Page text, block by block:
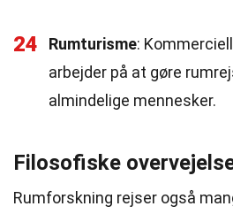
24 Rumturisme:
arbejder på at gøre
almindelige mennesker.
Filosofiske
Rumforskning rejser også